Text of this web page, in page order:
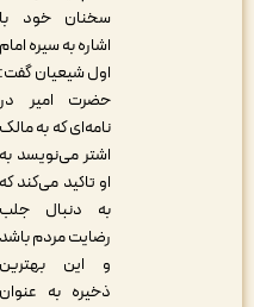
سخنان خود با
اشاره به سیره امام
اول شیعیان گفت:
حضرت امیر در
نامه‌ای که به مالک
اشتر می‌نویسد به
او تاکید می‌کند که
به دنبال جلب
رضایت مردم باشد
و این بهترین
ذخیره به عنوان